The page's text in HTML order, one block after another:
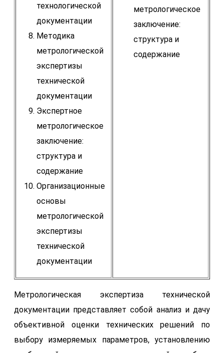
технологической
документации
Методика
метрологической
экспертизы
технической
документации
Экспертное
метрологическое
заключение:
структура и
содержание
Организационные
основы
метрологической
экспертизы
технической
документации
метрологическое
заключение:
структура и
содержание
Метрологическая экспертиза технической
документации представляет собой анализ и дачу
объективной оценки технических решений по
выбору измеряемых параметров, установлению